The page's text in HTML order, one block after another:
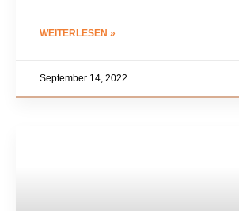
WEITERLESEN »
September 14, 2022